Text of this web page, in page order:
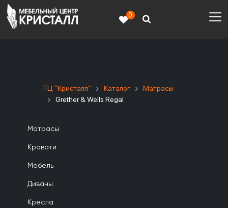
0
ТЦ "Кристалл" Каталог
Матрасы
Grether & Wells Regal
Матрасы
Кровати
Мебель
Диваны
Кресла